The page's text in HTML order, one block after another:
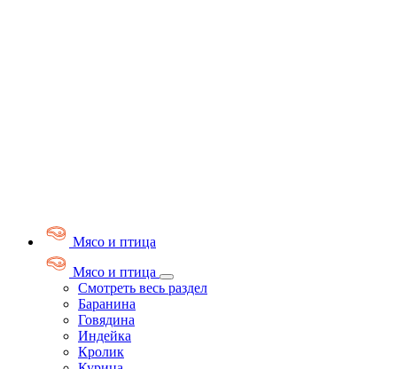
Мясо и птица
Мясо и птица
Смотреть весь раздел
Баранина
Говядина
Индейка
Кролик